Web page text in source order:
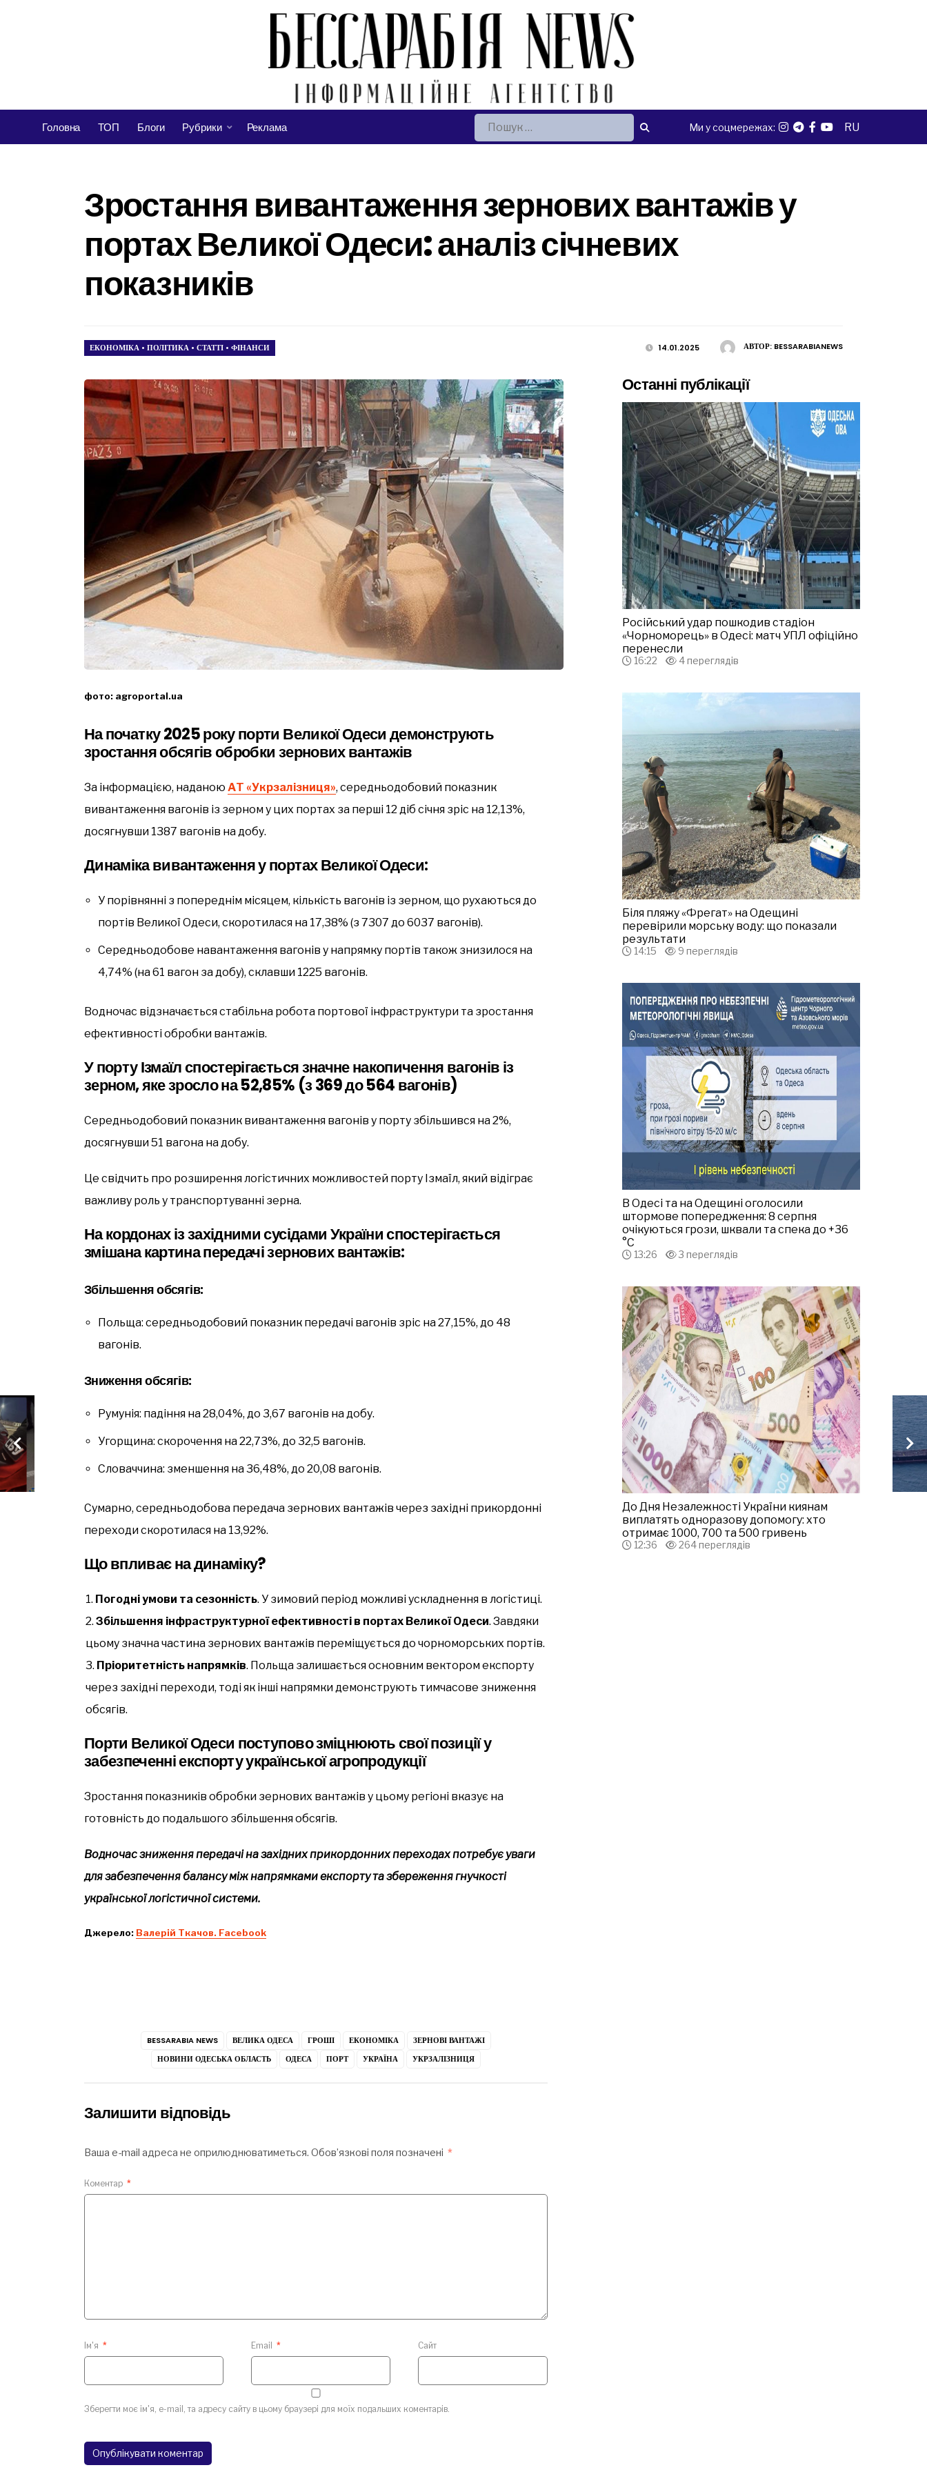
Головна ТОП Блоги Рубрики Реклама Пошук: Ми у соцмережах: RU
Зростання вивантаження зернових вантажів у
портах Великої Одеси: аналіз січневих
показників
АВТОР: BESSARABIANEWS
14.01.2025
ЕКОНОМІКА • ПОЛІТИКА • СТАТТІ • ФІНАНСИ
фото: аgroportal.ua
На початку 2025 року порти Великої Одеси демонструють
зростання обсягів обробки зернових вантажів
За інформацією, наданою АТ «Укрзалізниця», середньодобовий показник
вивантаження вагонів із зерном у цих портах за перші 12 діб січня зріс на 12,13%,
досягнувши 1387 вагонів на добу.
Динаміка вивантаження у портах Великої Одеси:
У порівнянні з попереднім місяцем, кількість вагонів із зерном, що рухаються до
портів Великої Одеси, скоротилася на 17,38% (з 7307 до 6037 вагонів).
Середньодобове навантаження вагонів у напрямку портів також знизилося на
4,74% (на 61 вагон за добу), склавши 1225 вагонів.
Водночас відзначається стабільна робота портової інфраструктури та зростання
ефективності обробки вантажів.
У порту Ізмаїл спостерігається значне накопичення вагонів із
зерном, яке зросло на 52,85% (з 369 до 564 вагонів)
Середньодобовий показник вивантаження вагонів у порту збільшився на 2%,
досягнувши 51 вагона на добу.
Це свідчить про розширення логістичних можливостей порту Ізмаїл, який відіграє
важливу роль у транспортуванні зерна.
На кордонах із західними сусідами України спостерігається
змішана картина передачі зернових вантажів:
Збільшення обсягів:
Польща: середньодобовий показник передачі вагонів зріс на 27,15%, до 48
вагонів.
Зниження обсягів:
Румунія: падіння на 28,04%, до 3,67 вагонів на добу.
Угорщина: скорочення на 22,73%, до 32,5 вагонів.
Словаччина: зменшення на 36,48%, до 20,08 вагонів.
Сумарно, середньодобова передача зернових вантажів через західні прикордонні
переходи скоротилася на 13,92%.
Що впливає на динаміку?
Погодні умови та сезонність. У зимовий період можливі ускладнення в логістиці.
Збільшення інфраструктурної ефективності в портах Великої Одеси. Завдяки
цьому значна частина зернових вантажів переміщується до чорноморських портів.
Пріоритетність напрямків. Польща залишається основним вектором експорту
через західні переходи, тоді як інші напрямки демонструють тимчасове зниження
обсягів.
Порти Великої Одеси поступово зміцнюють свої позиції у
забезпеченні експорту української агропродукції
Зростання показників обробки зернових вантажів у цьому регіоні вказує на
готовність до подальшого збільшення обсягів.
Водночас зниження передачі на західних прикордонних переходах потребує уваги
для забезпечення балансу між напрямками експорту та збереження гнучкості
української логістичної системи.
Джерело: Валерій Ткачов. Facebook
BESSARABIA NEWS ВЕЛИКА ОДЕСА ГРОШІ ЕКОНОМІКА
ЗЕРНОВІ ВАНТАЖІ
НОВИНИ ОДЕСЬКА ОБЛАСТЬ
ОДЕСА ПОРТ УКРАЇНА УКРЗАЛІЗНИЦЯ
Залишити відповідь
Ваша e-mail адреса не оприлюднюватиметься. Обов’язкові поля позначені *
Коментар *
Ім'я * Email * Сайт
Зберегти моє ім'я, e-mail, та адресу сайту в цьому браузері для моїх подальших коментарів.
Останні публікації
Російський удар пошкодив стадіон
«Чорноморець» в Одесі: матч УПЛ офіційно
перенесли
16:22 4 переглядів
Біля пляжу «Фрегат» на Одещині
перевірили морську воду: що показали
результати
14:15 9 переглядів
В Одесі та на Одещині оголосили
штормове попередження: 8 серпня
очікуються грози, шквали та спека до +36
°С
13:26 3 переглядів
До Дня Незалежності України киянам
виплатять одноразову допомогу: хто
отримає 1000, 700 та 500 гривень
12:36 264 переглядів